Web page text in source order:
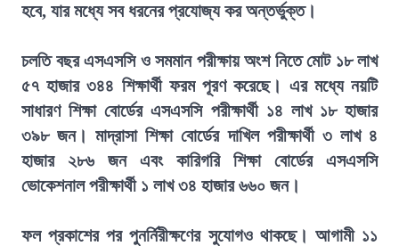
হবে, যার মধ্যে সব ধরনের প্রযোজ্য কর অন্তর্ভুক্ত।
চলতি বছর এসএসসি ও সমমান পরীক্ষায় অংশ নিতে মোট ১৮ লাখ
৫৭ হাজার ৩৪৪ শিক্ষার্থী ফরম পূরণ করেছে। এর মধ্যে নয়টি
সাধারণ শিক্ষা বোর্ডের এসএসসি পরীক্ষার্থী ১৪ লাখ ১৮ হাজার
৩৯৮ জন। মাদ্রাসা শিক্ষা বোর্ডের দাখিল পরীক্ষার্থী ৩ লাখ ৪
হাজার ২৮৬ জন এবং কারিগরি শিক্ষা বোর্ডের এসএসসি
ভোকেশনাল পরীক্ষার্থী ১ লাখ ৩৪ হাজার ৬৬০ জন।
ফল প্রকাশের পর পুনর্নিরীক্ষণের সুযোগও থাকছে। আগামী ১১